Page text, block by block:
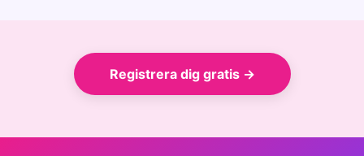
Registrera dig gratis →